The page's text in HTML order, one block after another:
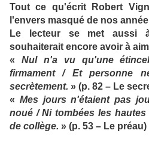
Tout ce qu'écrit Robert
l'envers masqué de nos
Le lecteur se met aussi
souhaiterait encore avoir à
« Nul n'a vu qu'une
firmament / Et personne
secrètement. » (p. 82 – Le
« Mes jours n'étaient pas
noué / Ni tombées les
de collège. » (p. 53 – Le préau)